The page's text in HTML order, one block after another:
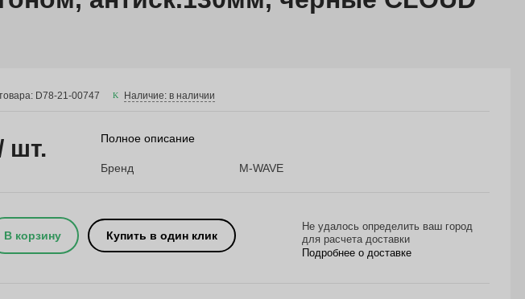
D78-21-00747 Наличие: в наличии
шт. Полное описание
Бренд M-WAVE
В корзину Купить в один клик
Не удалось определить ваш город
для расчета доставки
Подробнее о доставке